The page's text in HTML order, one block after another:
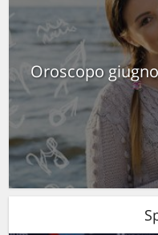
Oroscopo